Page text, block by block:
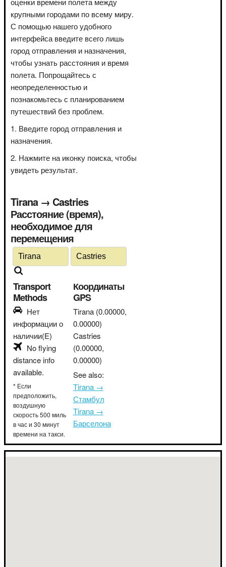
крупными городами по всему миру.
С помощью нашего удобного
интерфейса введите всего лишь
город отправления и назначения,
чтобы узнать расстояния и время
полета. Попрощайтесь с
неопределенностью и
познакомьтесь с планированием
путешествий без проблем.
Введите город отправления и
назначения.
Нажмите на иконку поиска, чтобы
увидеть результат.
Tirana → Castries
Расстояние (время),
необходимое для
перемещения
Transport
Methods
Нет
информации о
наличии(E)
No flying
distance info
available.
* Если
предположить,
воздушную
скорость 500 миль
в час и 30 минут
времени на такси.
Координаты
GPS
Tirana (0.00000,
0.00000)
Castries
(0.00000,
0.00000)
See also:
Tirana →
Стамбул
Tirana →
Барселона